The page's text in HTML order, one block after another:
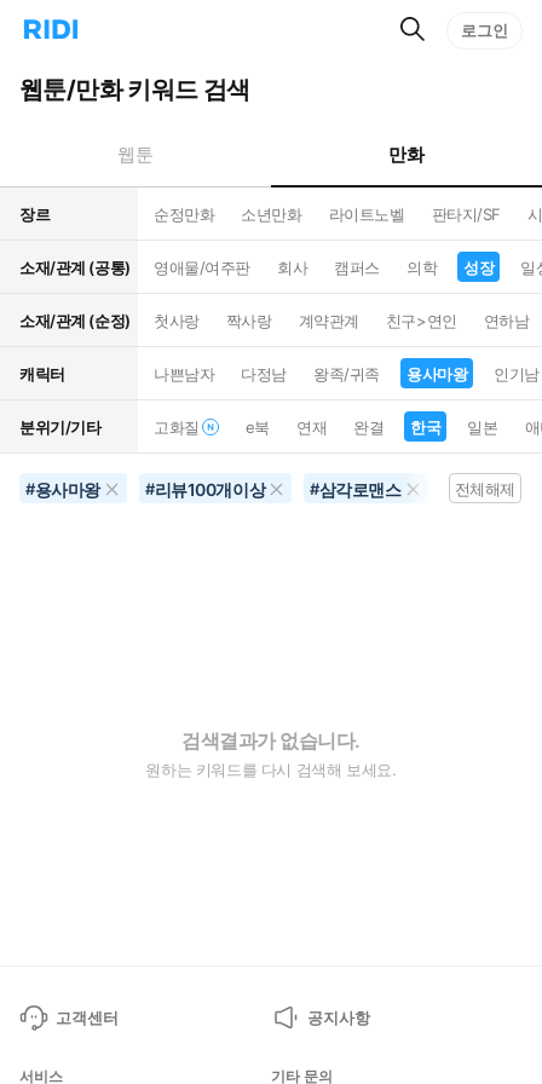
리
홈
으
턴
트
검
로그인
웹툰/만화 키워드 검색
웹툰 만화
장르 순정만화 소년만화 라이트노벨 판타지/SF
소재/관계 (공통) 영애물/여주판 회사 캠퍼스 의학 성장 일
소재/관계 (순정) 첫사랑 짝사랑 계약관계 친구>연인 연하남
캐릭터 나쁜남자 다정남 왕족/귀족 용사마왕 인기남
분위기/기타 고화질 e북 연재 완결 한국 일본
#용사마왕 #리뷰100개이상 #삼각로맨스 결혼생활
전체해제
검색결과가 없습니다.
원하는 키워드를 다시 검색해 보세요.
고객센터 공지사항
서비스 기타 문의